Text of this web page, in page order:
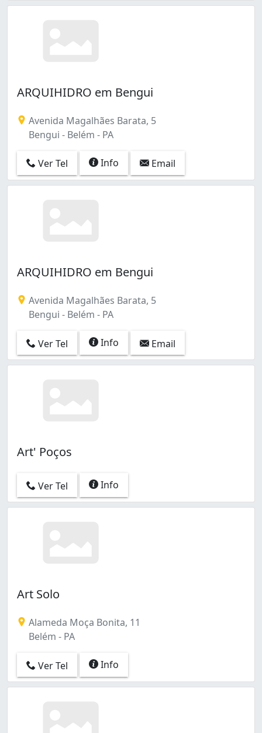
ARQUIHIDRO em Bengui
Avenida Magalhães Barata, 5
Bengui - Belém - PA
Ver Tel Info Email
ARQUIHIDRO em Bengui
Avenida Magalhães Barata, 5
Bengui - Belém - PA
Ver Tel Info Email
Art' Poços
Ver Tel Info
Art Solo
Alameda Moça Bonita, 11
Belém - PA
Ver Tel Info